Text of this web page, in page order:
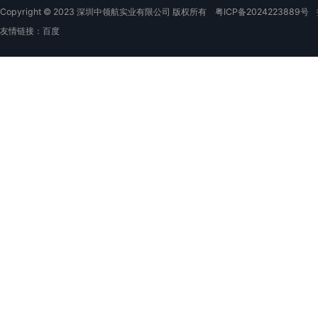
Copyright © 2023 深圳中领航实业有限公司 版权所有 粤ICP备2024223889号
友情链接： 百度